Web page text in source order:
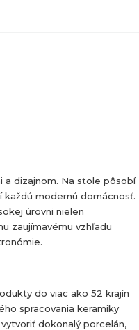
a dizajnom. Na stole pôsobí
každú modernú domácnosť.
úrovni nielen
zaujímavému vzhľadu
do viac ako 52 krajín
spracovania keramiky
dokonalý porcelán,